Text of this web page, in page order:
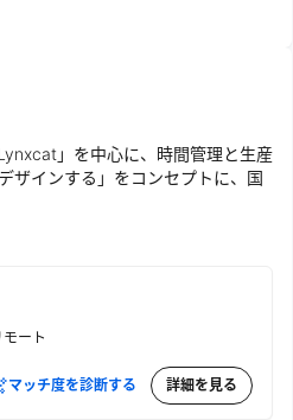
」を中心に、時間管理と生産
ザインする」をコンセプトに、国
ート
マッチ度を診断する 詳細を見る